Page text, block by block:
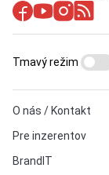
O nás / Kontakt
Pre inzerentov
BrandIT
Tmavý režim